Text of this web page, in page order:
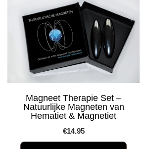
Magneet Therapie Set –
Natuurlijke Magneten van
Hematiet & Magnetiet
€14.95